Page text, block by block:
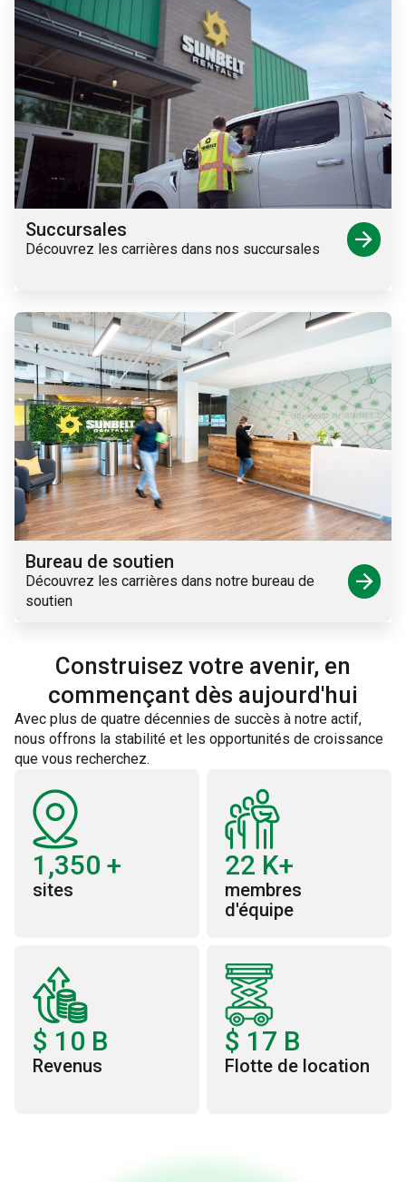
Succursales
Découvrez les carrières dans nos succursales arrow_forward
Bureau de soutien
Découvrez les carrières dans notre bureau de
soutien
arrow_forward
Construisez votre avenir, en
commençant dès aujourd'hui
Avec plus de quatre décennies de succès à notre actif,
nous offrons la stabilité et les opportunités de croissance
que vous recherchez.
1,350 +
sites
22 K+
membres
d'équipe
$ 10 B
Revenus
$ 17 B
Flotte de location